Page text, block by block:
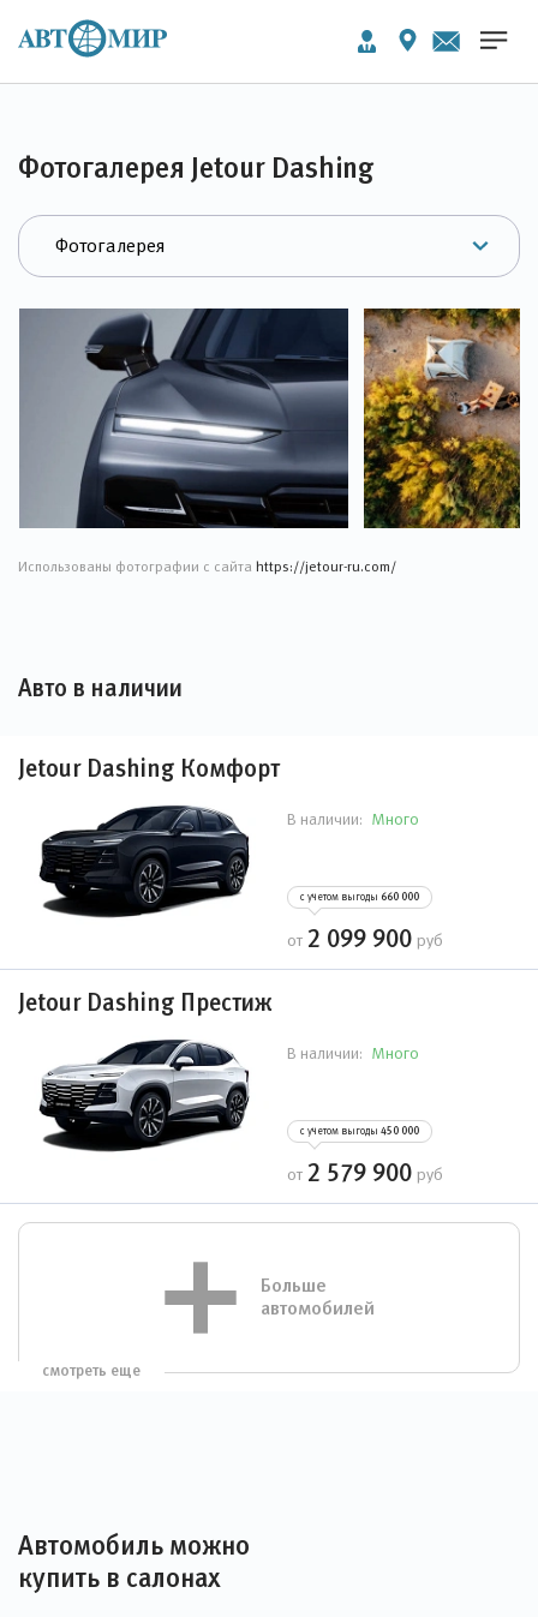
Фотогалерея Jetour Dashing
Использованы фотографии с сайта https://jetour-ru.com/
Авто в наличии
Jetour Dashing Комфорт
В наличии: Много
с учетом выгоды 660 000
от 2 099 900 руб
Jetour Dashing Престиж
В наличии: Много
с учетом выгоды 450 000
от 2 579 900 руб
Больше
автомобилей
смотреть еще
Автомобиль можно
купить в салонах